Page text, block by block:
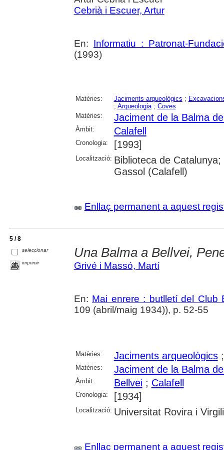
Cebrià i Escuer, Artur
En: Informatiu : Patronat-
(1993)
Matèries: Jaciments arqueològics ;
; Arqueologia; Coves
Matèries:
Jaciment de la Balma
Àmbit: Calafell
Cronologia: [1993]
Localització: Biblioteca de
Gassol (Calafell)
Enllaç permanent a aquest
5 / 8
seleccionar
imprimir
Una Balma a Bellvei,
Grivé i Massó, Martí
En: Mai enrere : butlletí del Club
109 (abril/maig 1934)), p. 52-55
Matèries: Jaciments arqueològics
Matèries: Jaciment de la Balma
Àmbit: Bellvei; Calafell
Cronologia: [1934]
Localització: Universitat Rovira i Virgili
Enllaç permanent a aquest